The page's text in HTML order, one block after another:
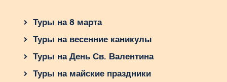
Туры на 8 марта
Туры на весенние каникулы
Туры на День Св. Валентина
Туры на майские праздники